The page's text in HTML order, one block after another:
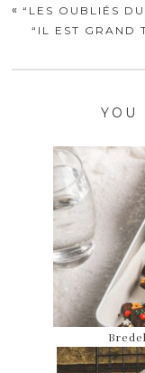
«“LES OUBLIÉS
“IL EST GRAND
YOU